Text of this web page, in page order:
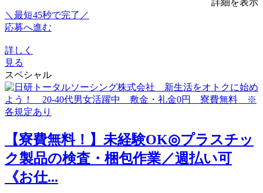
詳細を表示
＼最短45秒で完了／
応募へ進む
詳しく
見る
スペシャル
【寮費無料！】未経験OK◎プラスチッ
ク製品の検査・梱包作業／週払い可
《お仕...